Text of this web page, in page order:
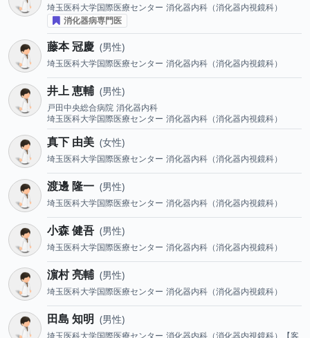
埼玉医科大学国際医療センター 消化器内科（消化器内視鏡科）
消化器病専門医
藤本 冠慶 男性
埼玉医科大学国際医療センター 消化器内科（消化器内視鏡科）
井上 恵輔 男性
戸田中央総合病院 消化器内科
埼玉医科大学国際医療センター 消化器内科（消化器内視鏡科）
真下 由美 女性
埼玉医科大学国際医療センター 消化器内科（消化器内視鏡科）
渡邊 隆一 男性
埼玉医科大学国際医療センター 消化器内科（消化器内視鏡科）
小森 健吾 男性
埼玉医科大学国際医療センター 消化器内科（消化器内視鏡科）
濵村 亮輔 男性
埼玉医科大学国際医療センター 消化器内科（消化器内視鏡科）
田島 知明 男性